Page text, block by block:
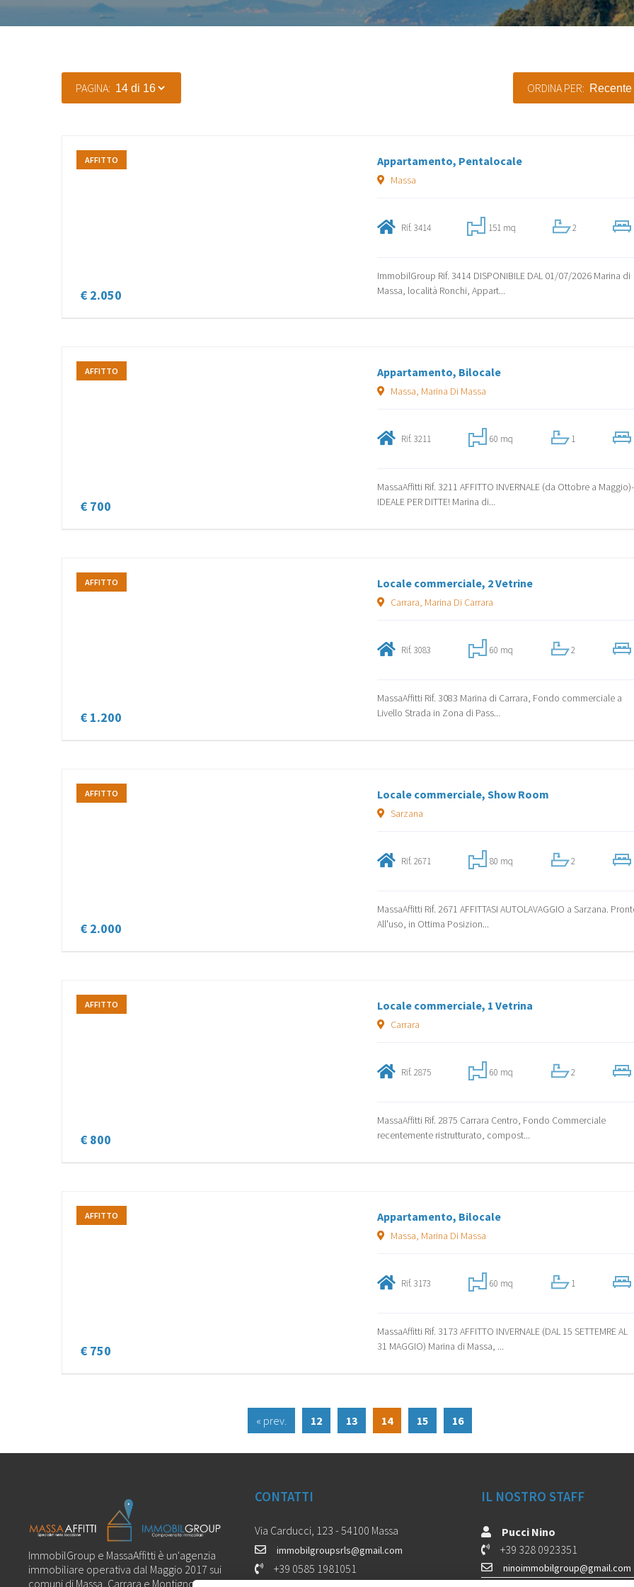
PAGINA: ORDINA PER:
AFFITTO
€ 2.050
Appartamento, Pentalocale
Massa
Rif. 3414 151 mq 2
ImmobilGroup Rif. 3414 DISPONIBILE DAL 01/07/2026 Marina di
Massa, località Ronchi, Appart...
AFFITTO
€ 700
Appartamento, Bilocale
Massa, Marina Di Massa
Rif. 3211 60 mq 1
MassaAffitti Rif. 3211 AFFITTO INVERNALE (da Ottobre a Maggio)-
IDEALE PER DITTE! Marina di...
AFFITTO
€ 1.200
Locale commerciale, 2 Vetrine
Carrara, Marina Di Carrara
Rif. 3083 60 mq 2
MassaAffitti Rif. 3083 Marina di Carrara, Fondo commerciale a
Livello Strada in Zona di Pass...
AFFITTO
€ 2.000
Locale commerciale, Show Room
Sarzana
Rif. 2671 80 mq 2
MassaAffitti Rif. 2671 AFFITTASI AUTOLAVAGGIO a Sarzana.
All'uso, in Ottima Posizion...
AFFITTO
€ 800
Locale commerciale, 1 Vetrina
Carrara
Rif. 2875 60 mq 2
MassaAffitti Rif. 2875 Carrara Centro, Fondo Commerciale
recentemente ristrutturato, compost...
AFFITTO
€ 750
Appartamento, Bilocale
Massa, Marina Di Massa
Rif. 3173 60 mq 1
MassaAffitti Rif. 3173 AFFITTO INVERNALE (DAL 15 SETTEMRE AL
31 MAGGIO) Marina di Massa, ...
« prev. 12 13 14 15 16
ImmobilGroup e MassaAffitti è un'agenzia
immobiliare operativa dal Maggio 2017 sui
comuni di Massa, Carrara e Montignoso.
CONTATTI
Via Carducci, 123 - 54100 Massa
immobilgroupsrls@gmail.com
+39 0585 1981051
IL NOSTRO STAFF
Pucci Nino
+39 328 0923351
ninoimmobilgroup@gmail.com